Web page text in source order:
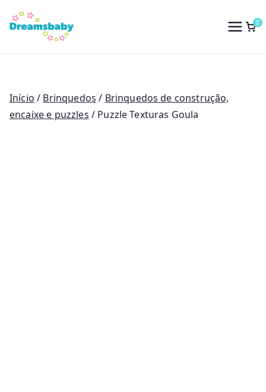
para
conteúdo
Dreams Baby
0
Início / Brinquedos / Brinquedos de construção,
encaixe e puzzles / Puzzle Texturas Goula